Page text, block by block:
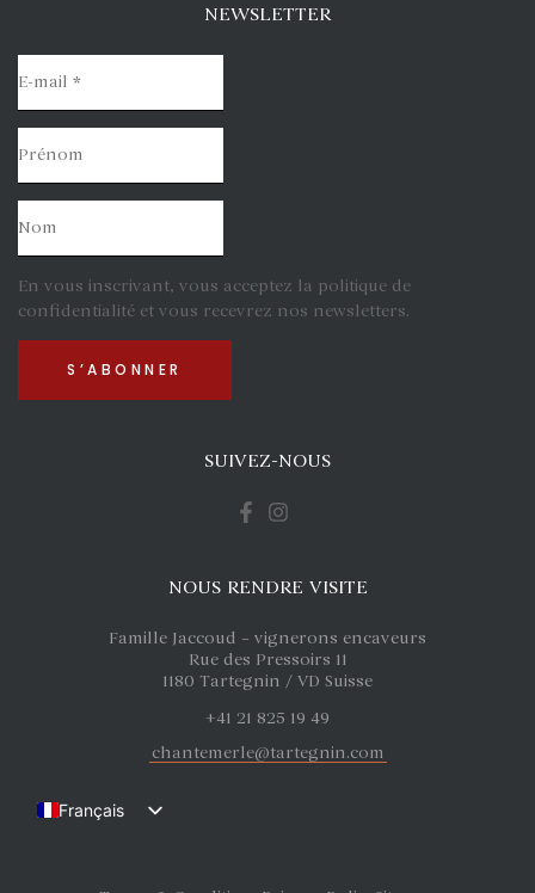
NEWSLETTER
En vous inscrivant, vous acceptez la politique de
confidentialité et vous recevrez nos newsletters.
SUIVEZ-NOUS
NOUS RENDRE VISITE
Famille Jaccoud – vignerons encaveurs
Rue des Pressoirs 11
1180 Tartegnin / VD Suisse
+41 21 825 19 49
chantemerle@tartegnin.com
Français
Deutsch